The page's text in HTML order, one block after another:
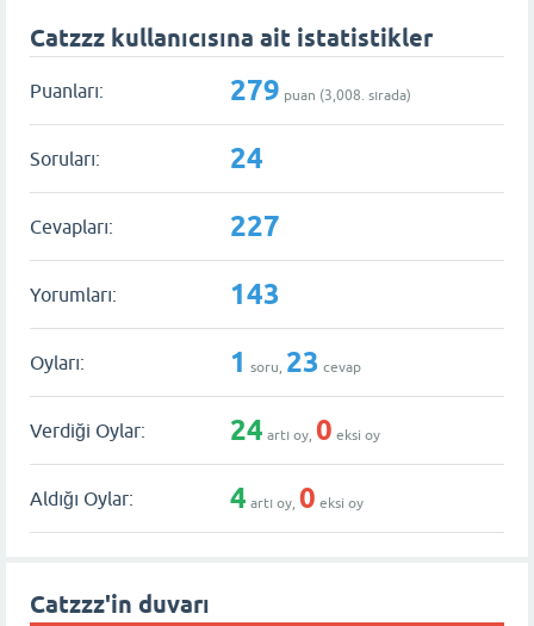
Catzzz kullanıcısına ait istatistikler
Puanları: 279 puan (3,008. sırada)
Soruları: 24
Cevapları: 227
Yorumları: 143
Oyları: 1 soru, 23 cevap
Verdiği Oylar: 24 artı oy, 0 eksi oy
Aldığı Oylar: 4 artı oy, 0 eksi oy
Catzzz'in duvarı